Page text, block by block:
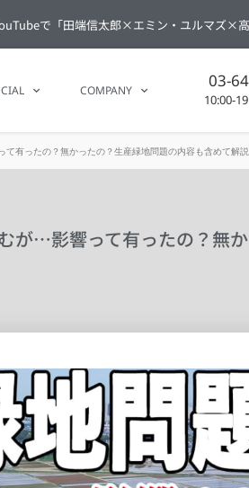
で「田端信太郎×エミン・ユルマズ×
COMPANY 03-
10:00-
有ったの？無かったの？生産緑地問題の内容も含めて解説
が…影響って有ったの？無